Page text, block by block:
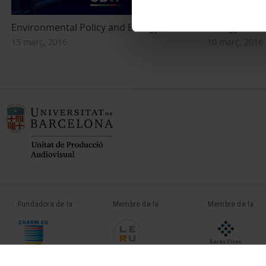
Environmental Policy and Energy
15 març, 2016
Fundadora de la Membre de la Membre de la